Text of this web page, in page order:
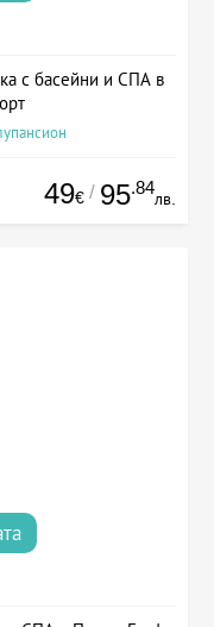
с басейни и СПА в
49€ / 95.84
лв.